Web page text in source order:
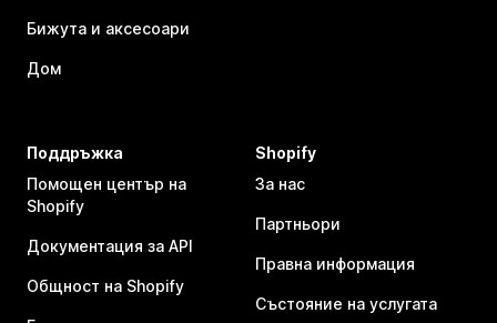
Бижута и аксесоари
Дом
Поддръжка
Помощен център на
Shopify
Документация за API
Общност на Shopify
Shopify
За нас
Партньори
Правна информация
Състояние на услугата